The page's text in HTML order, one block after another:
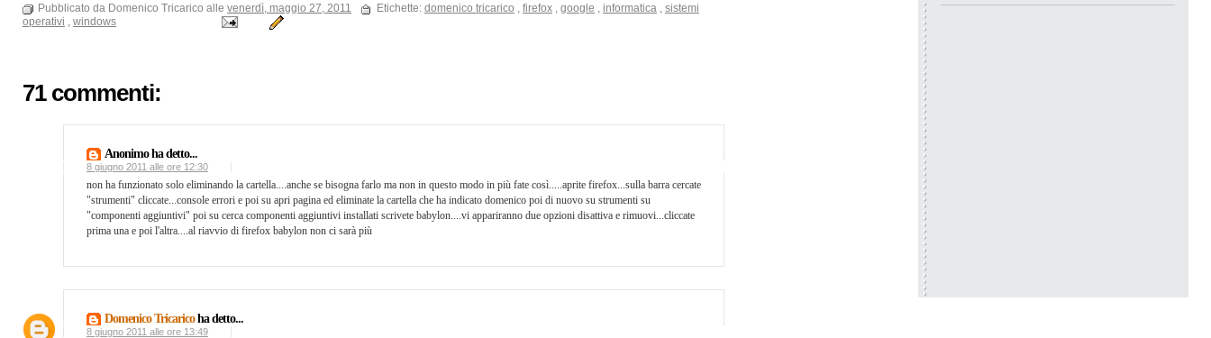
Pubblicato da Domenico Tricarico alle venerdì, maggio 27, 2011 Etichette: domenico tricarico firefox google informatica
sistemi
operativi , windows
71 commenti:
Anonimo ha detto...
8 giugno 2011 alle ore 12:30
non ha funzionato solo eliminando la cartella....anche se bisogna farlo ma non in questo modo in più fate così.....aprite firefox...sulla barra cercate
"strumenti" cliccate...console errori e poi su apri pagina ed eliminate la cartella che ha indicato domenico poi di nuovo su strumenti su
"componenti aggiuntivi" poi su cerca componenti aggiuntivi installati scrivete babylon....vi appariranno due opzioni disattiva e rimuovi...cliccate
prima una e poi l'altra....al riavvio di firefox babylon non ci sarà più
Domenico Tricaricoha detto...
8 giugno 2011 alle ore 13:49